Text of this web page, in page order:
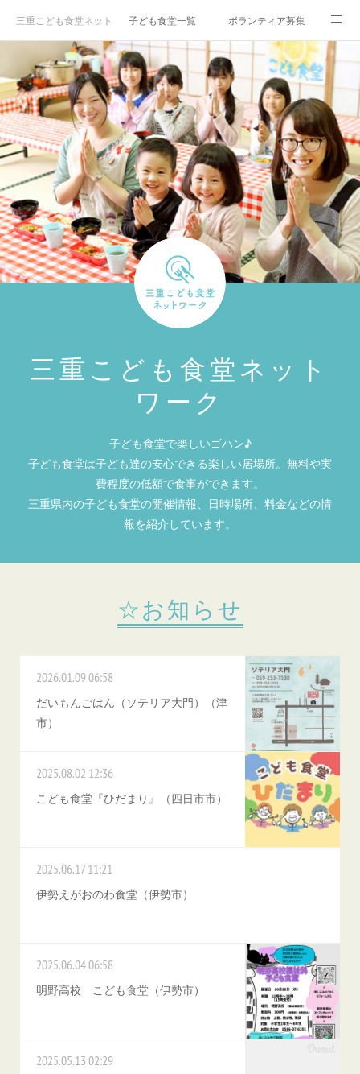
三重こども食堂ネットワーク子ども食堂一覧 ボランティア募集
ご寄付・お問い合わせ 取材・講演依頼 子ども食堂とは？
子ども食堂の新規登録 ☆子ども食堂カレンダー
三重こども食堂ネット
ワーク
子ども食堂で楽しいゴハン♪
子ども食堂は子ども達の安心できる楽しい居場所。無料や実
費程度の低額で食事ができます。
三重県内の子ども食堂の開催情報、日時場所、料金などの情
報を紹介しています。
☆お知らせ
2026.01.09 06:58
だいもんごはん（ソテリア大門）（津
市）
2025.08.02 12:36
こども食堂『ひだまり』（四日市市）
2025.06.17 11:21
伊勢えがおのわ食堂（伊勢市）
2025.06.04 06:58
明野高校 こども食堂（伊勢市）
2025.05.13 02:29